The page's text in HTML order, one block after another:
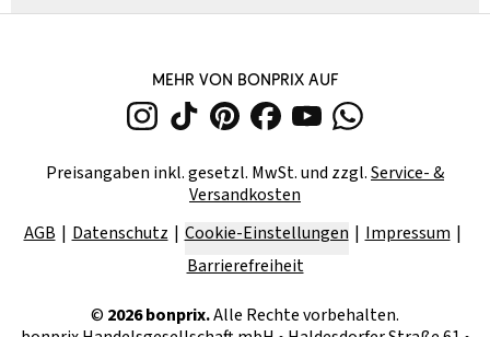
MEHR VON BONPRIX AUF
Preisangaben inkl. gesetzl. MwSt. und zzgl.Service- &
Versandkosten
AGB
Datenschutz Cookie-Einstellungen
Impressum
Barrierefreiheit
© 2026bonprix.Alle Rechte vorbehalten.